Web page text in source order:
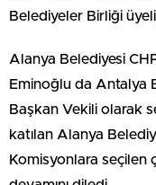
Belediyeler Birliği
Alanya Belediyesi
Eminoğlu da Antalya
Başkan Vekili olarak
katılan Alanya
Komisyonlara seçilen